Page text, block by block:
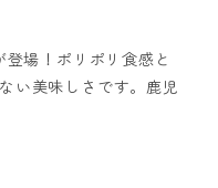
場！ポリポリ食感と
い美味しさです。鹿児